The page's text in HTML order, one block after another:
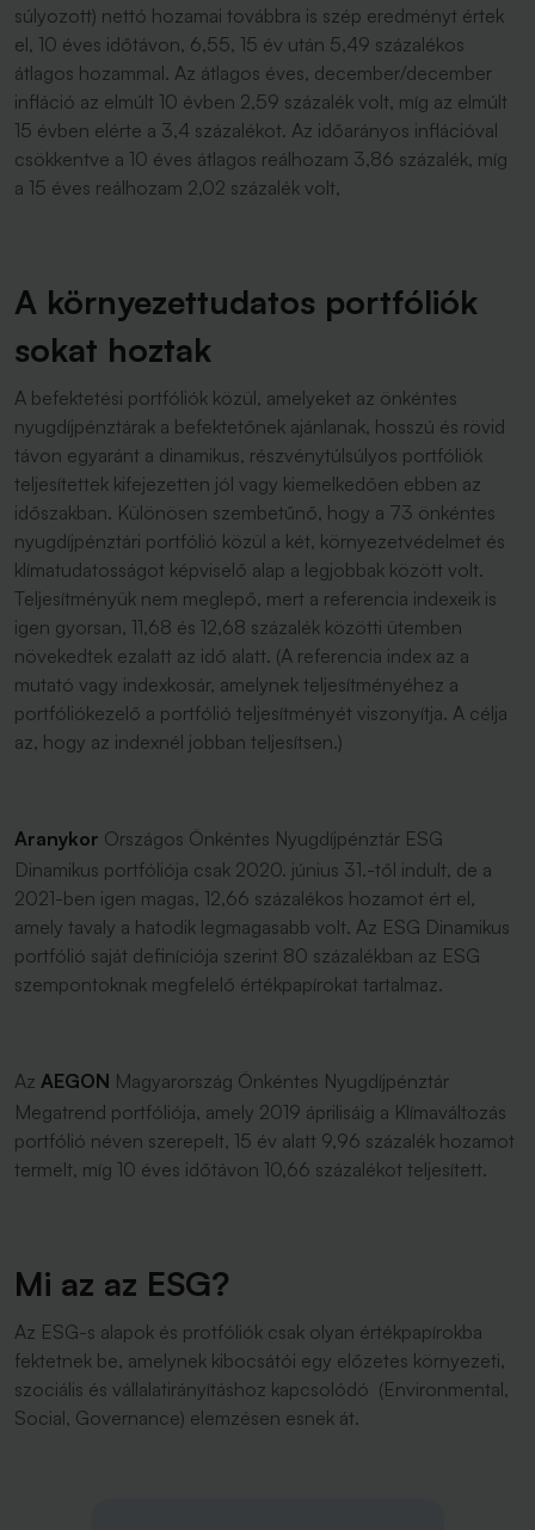
súlyozott) nettó hozamai továbbra is szép eredményt értek
el, 10 éves időtávon, 6,55, 15 év után 5,49 százalékos
átlagos hozammal. Az átlagos éves, december/december
infláció az elmúlt 10 évben 2,59 százalék volt, míg az elmúlt
15 évben elérte a 3,4 százalékot. Az időarányos inflációval
csökkentve a 10 éves átlagos reálhozam 3,86 százalék, míg
a 15 éves reálhozam 2,02 százalék volt,
A környezettudatos portfóliók
sokat hoztak
A befektetési portfóliók közül, amelyeket az önkéntes
nyugdíjpénztárak a befektetőnek ajánlanak, hosszú és rövid
távon egyaránt a dinamikus, részvénytúlsúlyos portfóliók
teljesítettek kifejezetten jól vagy kiemelkedően ebben az
időszakban. Különösen szembetűnő, hogy a 73 önkéntes
nyugdíjpénztári portfólió közül a két, környezetvédelmet és
klímatudatosságot képviselő alap a legjobbak között volt.
Teljesítményük nem meglepő, mert a referencia indexeik is
igen gyorsan, 11,68 és 12,68 százalék közötti ütemben
növekedtek ezalatt az idő alatt. (A referencia index az a
mutató vagy indexkosár, amelynek teljesítményéhez a
portfóliókezelő a portfólió teljesítményét viszonyítja. A célja
az, hogy az indexnél jobban teljesítsen.)
Aranykor Országos Önkéntes Nyugdíjpénztár ESG
Dinamikus portfóliója csak 2020. június 31.-től indult, de a
2021-ben igen magas, 12,66 százalékos hozamot ért el,
amely tavaly a hatodik legmagasabb volt. Az ESG Dinamikus
portfólió saját definíciója szerint 80 százalékban az ESG
szempontoknak megfelelő értékpapírokat tartalmaz.
Az AEGON Magyarország Önkéntes Nyugdíjpénztár
Megatrend portfóliója, amely 2019 áprilisáig a Klímaváltozás
portfólió néven szerepelt, 15 év alatt 9,96 százalék hozamot
termelt, míg 10 éves időtávon 10,66 százalékot teljesített.
Mi az az ESG?
Az ESG-s alapok és protfóliók csak olyan értékpapírokba
fektetnek be, amelynek kibocsátói egy előzetes környezeti,
szociális és vállalatirányításhoz kapcsolódó (Environmental,
Social, Governance) elemzésen esnek át.